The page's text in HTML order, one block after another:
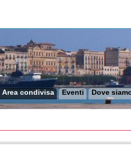
Eventi Dove siamo
Descrizione